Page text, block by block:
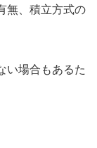
無、積立方式の
い場合もあるた